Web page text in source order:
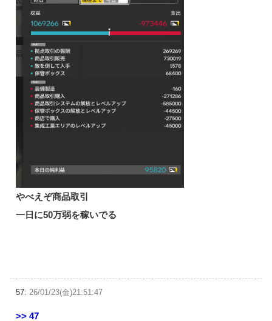
やべえぞ商品取引
一日に50万弱を稼いでる
57: 26/01/23(金)21:51:47
>> 47